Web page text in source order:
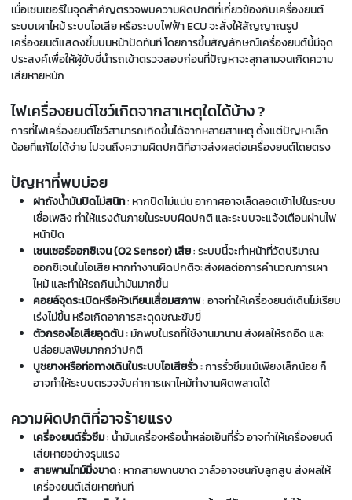
เมื่อเซนเซอร์ในจุดสำคัญตรวจพบความผิดปกติที่เกี่ยวข้องกับเครื่องยนต์
ระบบเผาไหม้ ระบบไอเสีย หรือระบบไฟฟ้า ECU จะสั่งให้สัญญาณรูป
เครื่องยนต์แสดงขึ้นบนหน้าปัดทันที โดยการขึ้นสัญลักษณ์เครื่องยนต์นี้มีจุด
ประสงค์เพื่อให้ผู้ขับขี่นำรถเข้าตรวจสอบก่อนที่ปัญหาจะลุกลามจนเกิดความ
เสียหายหนัก
ไฟเครื่องยนต์โชว์เกิดจากสาเหตุใดได้บ้าง ?
การที่ไฟเครื่องยนต์โชว์สามารถเกิดขึ้นได้จากหลายสาเหตุ ตั้งแต่ปัญหาเล็ก
น้อยที่แก้ไขได้ง่าย ไปจนถึงความผิดปกติที่อาจส่งผลต่อเครื่องยนต์โดยตรง
ปัญหาที่พบบ่อย
ฝาถังน้ำมันปิดไม่สนิท: หากปิดไม่แน่น อากาศอาจเล็ดลอดเข้าไปในระบบ
เชื้อเพลิง ทำให้แรงดันภายในระบบผิดปกติ และระบบจะแจ้งเตือนผ่านไฟ
หน้าปัด
เซนเซอร์ออกซิเจน (O2 Sensor) เสีย: ระบบนี้จะทำหน้าที่วัดปริมาณ
ออกซิเจนในไอเสีย หากทำงานผิดปกติจะส่งผลต่อการคำนวณการเผา
ไหม้ และทำให้รถกินน้ำมันมากขึ้น
คอยล์จุดระเบิดหรือหัวเทียนเสื่อมสภาพ: อาจทำให้เครื่องยนต์เดินไม่เรียบ
เร่งไม่ขึ้น หรือเกิดอาการสะดุดขณะขับขี่
ตัวกรองไอเสียอุดตัน :มักพบในรถที่ใช้งานมานาน ส่งผลให้รถอืด และ
ปล่อยมลพิษมากกว่าปกติ
บูชยางหรือท่อทางเดินในระบบไอเสียรั่ว :การรั่วซึมแม้เพียงเล็กน้อย ก็
อาจทำให้ระบบตรวจจับค่าการเผาไหม้ทำงานผิดพลาดได้
ความผิดปกติที่อาจร้ายแรง
เครื่องยนต์รั่วซึม: น้ำมันเครื่องหรือน้ำหล่อเย็นที่รั่ว อาจทำให้เครื่องยนต์
เสียหายอย่างรุนแรง
สายพานไทม์มิ่งขาด: หากสายพานขาด วาล์วอาจชนกับลูกสูบ ส่งผลให้
เครื่องยนต์เสียหายทันที